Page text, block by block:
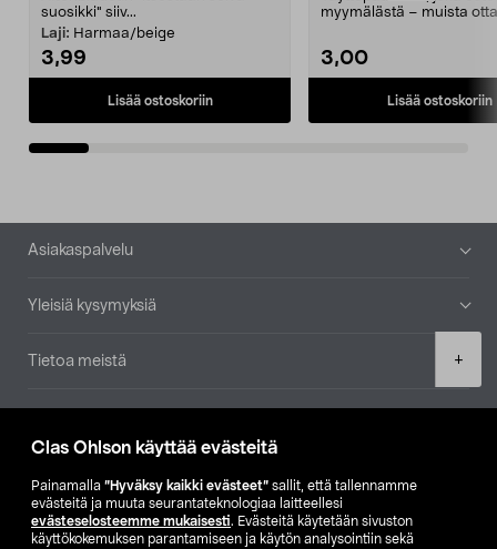
Clas Ohlson käyttää evästeitä
Painamalla ”Hyväksy kaikki evästeet” sallit, että tallennamme
evästeitä ja muuta seurantateknologiaa laitteellesi
evästeselosteemme mukaisesti. Evästeitä käytetään sivuston
käyttökokemuksen parantamiseen ja käytön analysointiin sekä
+
suosikki" siiv...
Laji: Harmaa/beige
3,99
Lisää ostoskoriin
myymälästä – muista
3,00
Lisää ostoskoriin
Alatunniste
Asiakaspalvelu
Yleisiä kysymyksiä
Tietoa meistä
Etsi myymälä